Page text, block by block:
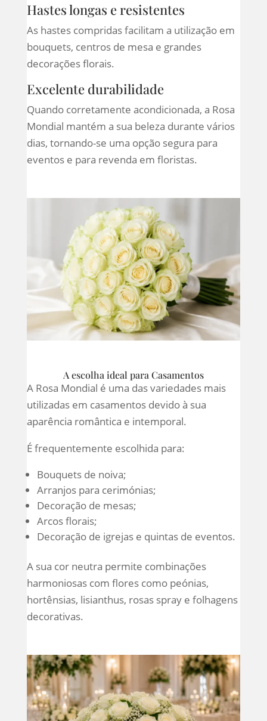
Hastes longas e resistentes
As hastes compridas facilitam a utilização em
bouquets, centros de mesa e grandes
decorações florais.
Excelente durabilidade
Quando corretamente acondicionada, a Rosa
Mondial mantém a sua beleza durante vários
dias, tornando-se uma opção segura para
eventos e para revenda em floristas.
A escolha ideal para Casamentos
A Rosa Mondial é uma das variedades mais
utilizadas em casamentos devido à sua
aparência romântica e intemporal.
É frequentemente escolhida para:
Bouquets de noiva;
Arranjos para cerimónias;
Decoração de mesas;
Arcos florais;
Decoração de igrejas e quintas de eventos.
A sua cor neutra permite combinações
harmoniosas com flores como peónias,
hortênsias, lisianthus, rosas spray e folhagens
decorativas.